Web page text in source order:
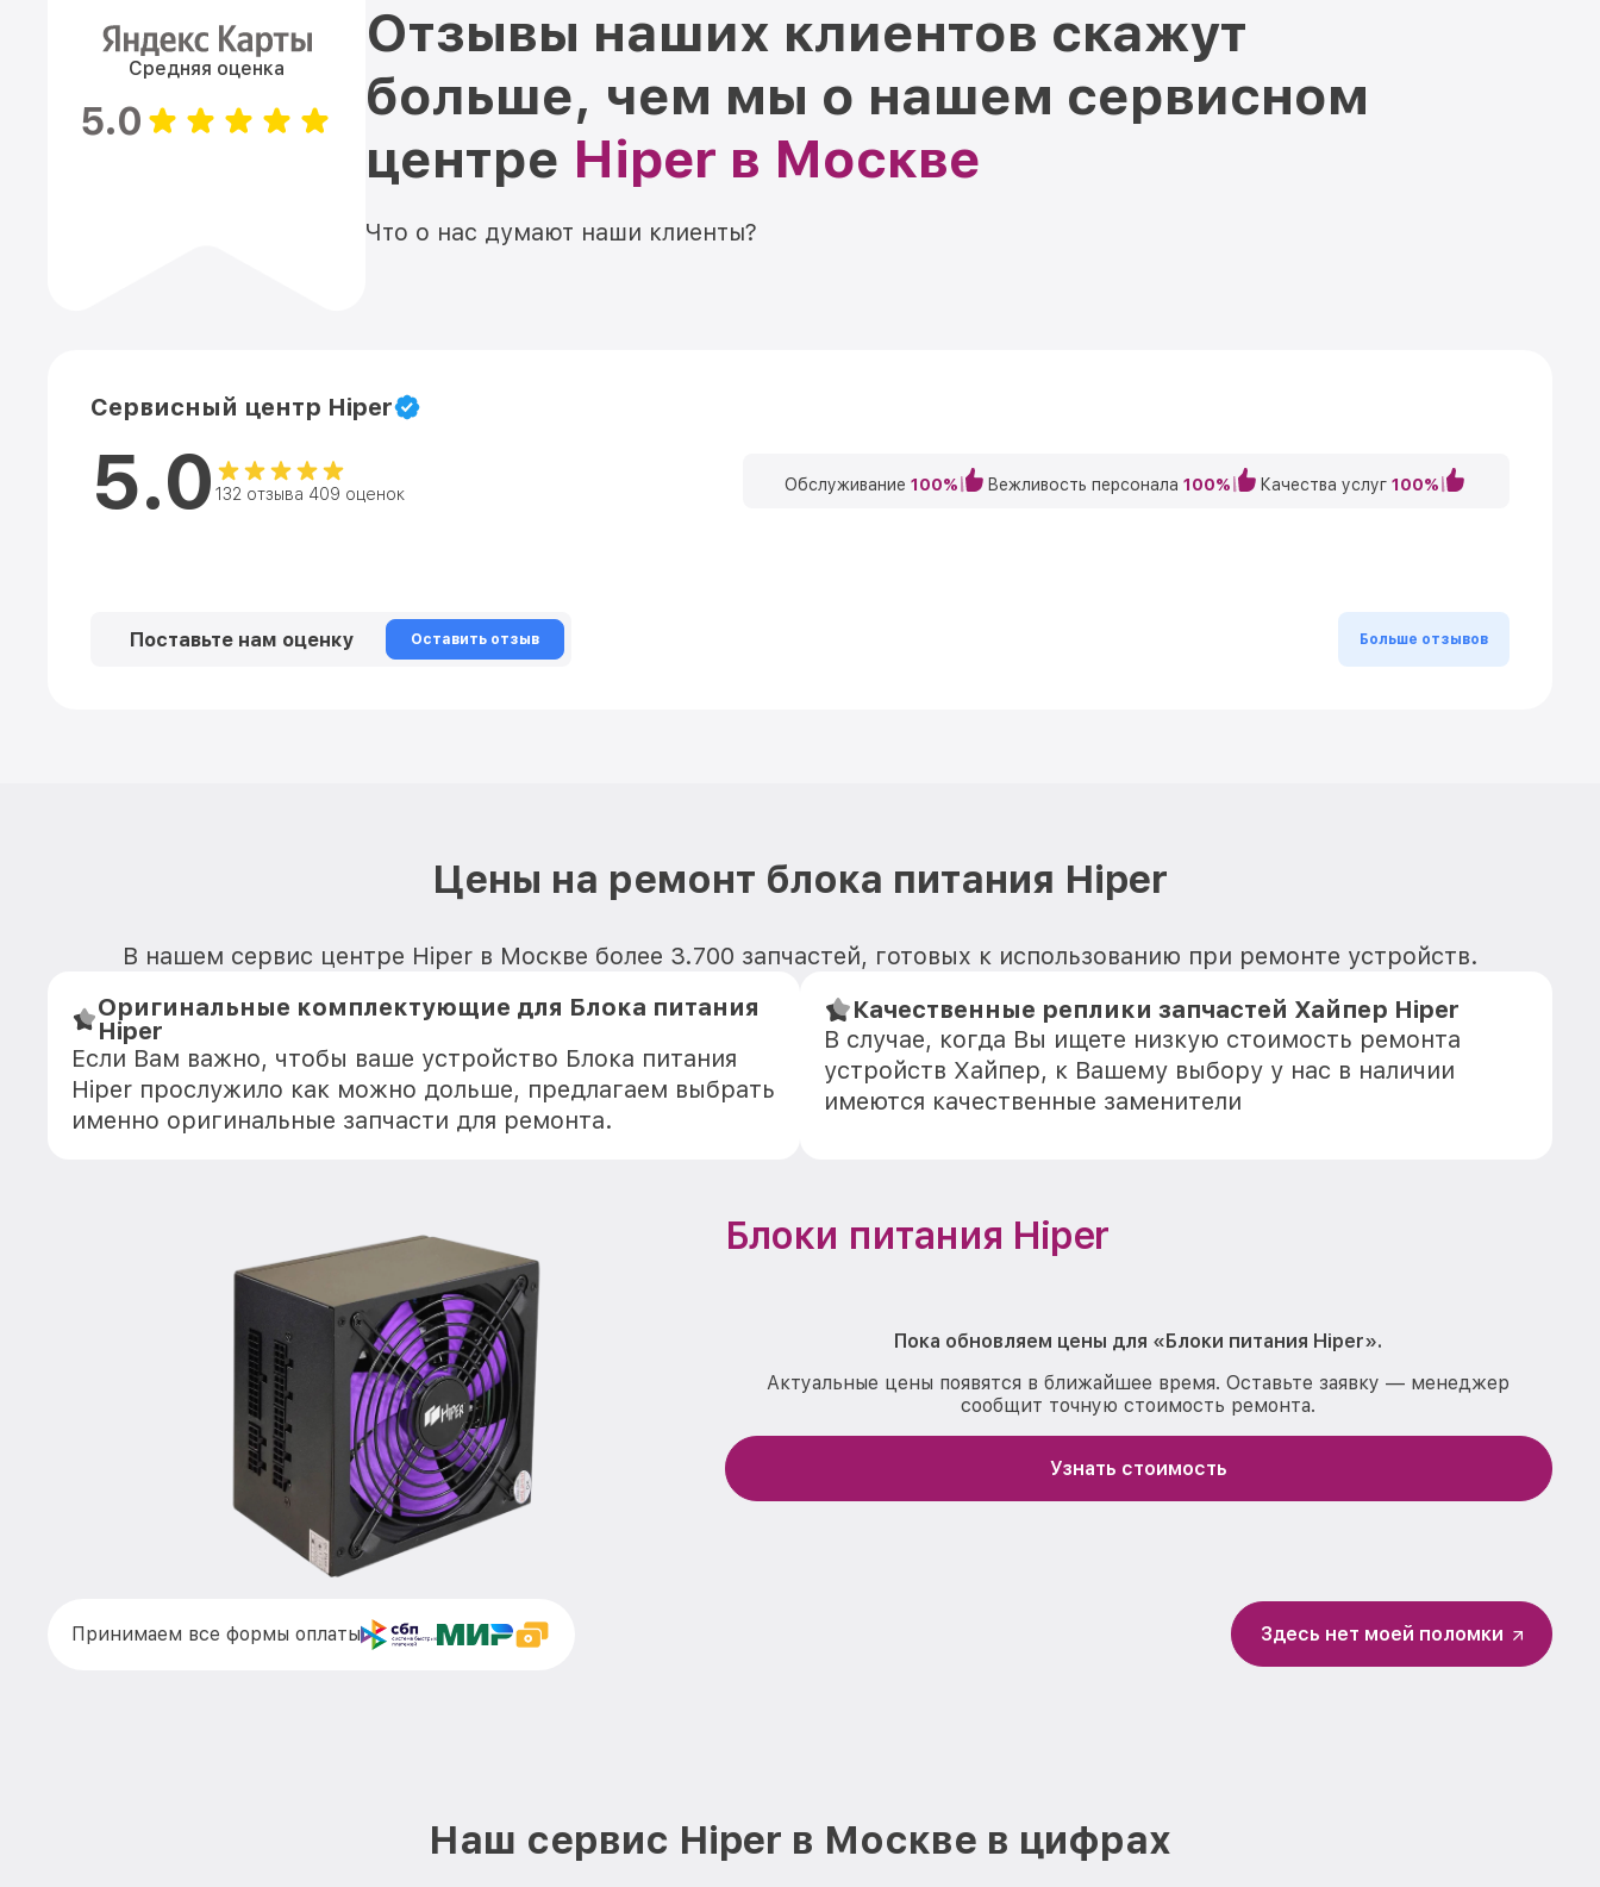
Средняя оценка
5.0
Отзывы наших клиентов скажут
больше, чем мы о нашем сервисном
центре Hiper в Москве
Что о нас думают наши клиенты?
Сервисный центр Hiper
5.0 132 отзыва 409 оценок Обслуживание 100% Вежливость персонала 100% Качества услуг 100%
Поставьте нам оценку Оставить отзыв Больше отзывов
Цены на ремонт блока питания Hiper
В нашем сервис центре Hiper в Москве более 3.700 запчастей, готовых к использованию при ремонте устройств.
Оригинальные комплектующие для Блока питания
Hiper
Если Вам важно, чтобы ваше устройство Блока питания
Hiper прослужило как можно дольше, предлагаем выбрать
именно оригинальные запчасти для ремонта.
Качественные реплики запчастей Хайпер Hiper
В случае, когда Вы ищете низкую стоимость ремонта
устройств Хайпер, к Вашему выбору у нас в наличии
имеются качественные заменители
Блоки питания Hiper
Пока обновляем цены для «Блоки питания Hiper».
Актуальные цены появятся в ближайшее время. Оставьте заявку — менеджер
сообщит точную стоимость ремонта.
Узнать стоимость
Принимаем все формы оплаты Здесь нет моей поломки
Наш сервис Hiper в Москве в цифрах